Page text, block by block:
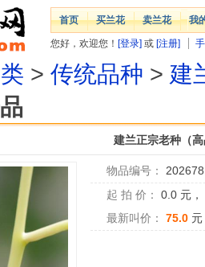
首页 买兰花 卖兰花 我
您好，欢迎您！ [登录] 或 [注册]
> 传统品种 > 建
建兰正宗老种（
物品编号：
起 拍 价：
0.0 元，
最新叫价：
75.0 元